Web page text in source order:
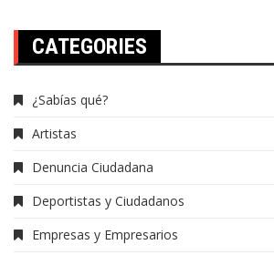
CATEGORIES
¿Sabías qué?
Artistas
Denuncia Ciudadana
Deportistas y Ciudadanos
Empresas y Empresarios